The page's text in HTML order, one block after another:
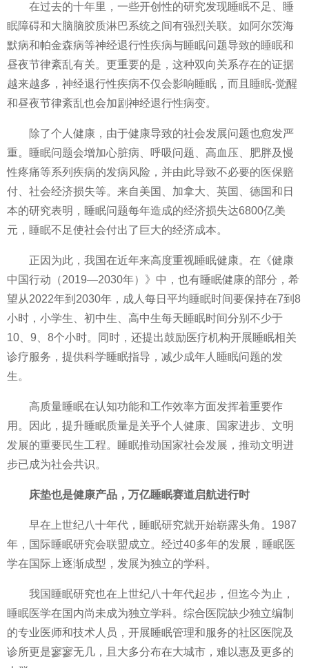
在过去的十年里，一些开创性的研究发现睡眠不足、睡
眠障碍和大脑脑胶质淋巴系统之间有强烈关联。如阿尔茨海
默病和帕金森病等神经退行性疾病与睡眠问题导致的睡眠和
昼夜节律紊乱有关。更重要的是，这种双向关系存在的证据
越来越多，神经退行性疾病不仅会影响睡眠，而且睡眠-觉醒
和昼夜节律紊乱也会加剧神经退行性病变。
除了个人健康，由于健康导致的社会发展问题也愈发严
重。睡眠问题会增加心脏病、呼吸问题、高血压、肥胖及慢
性疼痛等系列疾病的发病风险，并由此导致不必要的医保赔
付、社会经济损失等。来自美国、加拿大、英国、德国和日
本的研究表明，睡眠问题每年造成的经济损失达6800亿美
元，睡眠不足使社会付出了巨大的经济成本。
正因为此，我国在近年来高度重视睡眠健康。在《健康
中国行动（2019—2030年）》中，也有睡眠健康的部分，希
望从2022年到2030年，成人每日 平均睡眠时间要保持在7到8
小时，小学生、初中生、高中生每天睡眠时间分别不少于
10、9、8个小时。同时，还提出鼓励医疗机构开展睡眠相关
诊疗服务，提供科学睡眠指导，减少成年人睡眠问题的发
生。
高质量睡眠在认知功能和工作效率方面发挥着重要作
用。因此，提升睡眠质量是关乎个人健康、
国家进步、文明
发展的重要民生工程。睡眠推动国家社会发展，推动文明进
步已成为社会共识。
床垫也是健康产品，万亿睡眠赛道启航进行时
早在上世纪八十年代，睡眠研究就开始崭露头角。1987
年，国际睡眠研究会联盟成立。经过40多年的发展，睡眠医
学在国际上逐渐成型，发展为独立的学科。
我国睡眠研究也在上世纪八十年代起步，但迄今为止，
睡眠医学在国内尚未成为独立学科。综合医院缺少独立编制
的专业医师和技术人员，开展睡眠管理和服务的社区医院及
诊所更是寥寥无几，且大多分布在大城市，难以惠及更多的